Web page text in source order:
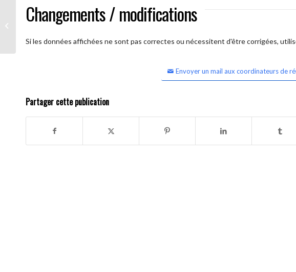
Changements / modifications
Si les données affichées ne sont pas correctes ou nécessitent d'être corrigées,
Envoyer un mail aux coordinateurs de
Partager cette publication
AA Humilité (Le Langage Du Coeur)